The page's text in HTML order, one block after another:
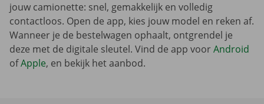
jouw camionette: snel, gemakkelijk en volledig
contactloos. Open de app, kies jouw model en reken af.
Wanneer je de bestelwagen ophaalt, ontgrendel je
deze met de digitale sleutel. Vind de app voorAndroid
ofApple, en bekijk het aanbod.